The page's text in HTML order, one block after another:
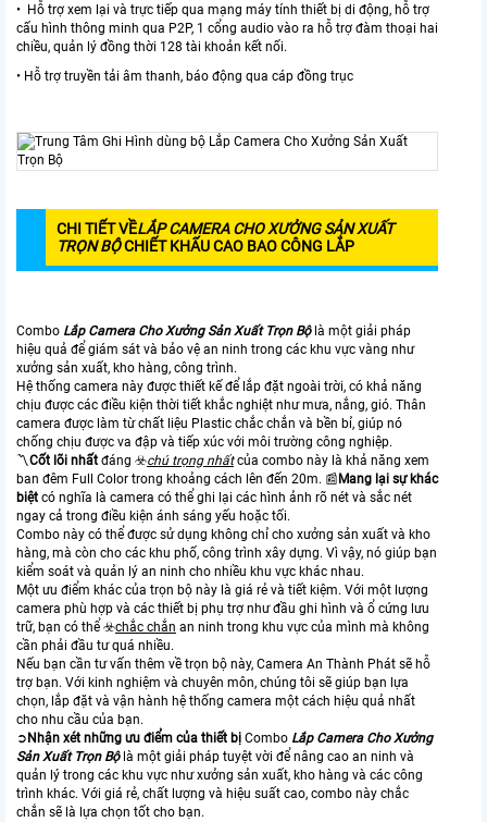
• Hỗ trợ xem lại và trực tiếp qua mạng máy tính thiết bị di động, hỗ trợ
cấu hình thông minh qua P2P, 1 cổng audio vào ra hỗ trợ đàm thoại hai
chiều, quản lý đồng thời 128 tài khoản kết nối.
• Hỗ trợ truyền tải âm thanh, báo động qua cáp đồng trục
CHI TIẾT VỀLẮP CAMERA CHO XƯỞNG SẢN XUẤT
TRỌN BỘCHIẾT KHẤU CAO BAO CÔNG LẮP
Combo Lắp Camera Cho Xưởng Sản Xuất Trọn Bộlà một giải pháp
hiệu quả để giám sát và bảo vệ an ninh trong các khu vực vàng như
xưởng sản xuất, kho hàng, công trình.
Hệ thống camera này được thiết kế để lắp đặt ngoài trời, có khả năng
chịu được các điều kiện thời tiết khắc nghiệt như mưa, nắng, gió. Thân
camera được làm từ chất liệu Plastic chắc chắn và bền bỉ, giúp nó
chống chịu được va đập và tiếp xúc với môi trường công nghiệp.
〽Cốt lõi nhất đáng ☣️chú trọng nhấtcủa combo này là khả năng xem
ban đêm Full Color trong khoảng cách lên đến 20m. 📰Mang lại sự khác
biệt có nghĩa là camera có thể ghi lại các hình ảnh rõ nét và sắc nét
ngay cả trong điều kiện ánh sáng yếu hoặc tối.
Combo này có thể được sử dụng không chỉ cho xưởng sản xuất và kho
hàng, mà còn cho các khu phố, công trình xây dựng. Vì vậy, nó giúp bạn
kiểm soát và quản lý an ninh cho nhiều khu vực khác nhau.
Một ưu điểm khác của trọn bộ này là giá rẻ và tiết kiệm. Với một lượng
camera phù hợp và các thiết bị phụ trợ như đầu ghi hình và ổ cứng lưu
trữ, bạn có thể ☣️chắc chắn an ninh trong khu vực của mình mà không
cần phải đầu tư quá nhiều.
Nếu bạn cần tư vấn thêm về trọn bộ này, Camera An Thành Phát sẽ hỗ
trợ bạn. Với kinh nghiệm và chuyên môn, chúng tôi sẽ giúp bạn lựa
chọn, lắp đặt và vận hành hệ thống camera một cách hiệu quả nhất
cho nhu cầu của bạn.
➲Nhận xét những ưu điểm của thiết bị Combo Lắp Camera Cho Xưởng
Sản Xuất Trọn Bộlà một giải pháp tuyệt vời để nâng cao an ninh và
quản lý trong các khu vực như xưởng sản xuất, kho hàng và các công
trình khác. Với giá rẻ, chất lượng và hiệu suất cao, combo này chắc
chắn sẽ là lựa chọn tốt cho bạn.